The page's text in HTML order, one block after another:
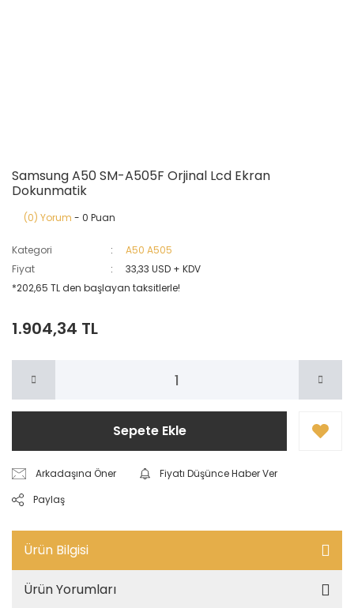
Samsung A50 SM-A505F Orjinal Lcd Ekran
Dokunmatik
(0) Yorum - 0 Puan
Kategori
A50 A505
Fiyat
33,33 USD + KDV
*202,65 TL den başlayan taksitlerle!
1.904,34 TL
Sepete Ekle
Arkadaşına Öner
Fiyatı Düşünce Haber Ver
Paylaş
Ürün Bilgisi
Ürün Yorumları